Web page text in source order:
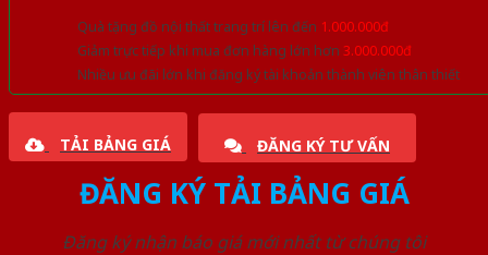
Quà tặng đồ nội thất trang trí lên đến 1.000.000đ
Giảm trực tiếp khi mua đơn hàng lớn hơn 3.000.000đ
Nhiều ưu đãi lớn khi đăng ký tài khoản thành viên thân thiết
TẢI BẢNG GIÁ ĐĂNG KÝ TƯ VẤN
ĐĂNG KÝ TẢI BẢNG GIÁ
Đăng ký nhận báo giá mới nhất từ chúng tôi